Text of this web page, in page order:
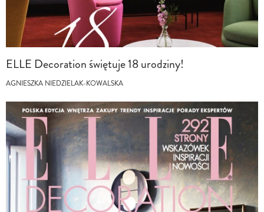
ELLE Decoration świętuje 18 urodziny!
AGNIESZKA NIEDZIELAK-KOWALSKA